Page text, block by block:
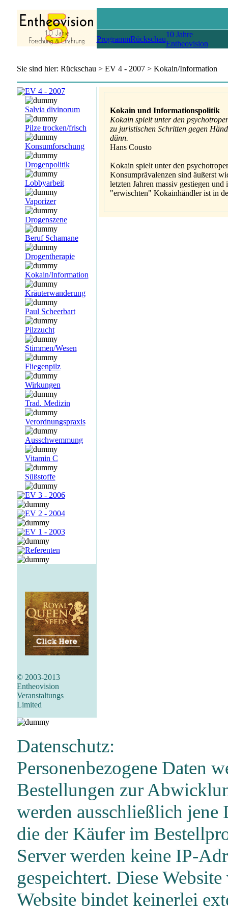
ProgrammRückschau
10 Jahre
Entheovision
Sie sind hier: Rückschau > EV 4 - 2007 > Kokain/Information
EV 4 - 2007
Salvia divinorum
Pilze trocken/frisch
Konsumforschung
Drogenpolitik
Lobbyarbeit
Vaporizer
Drogenszene
Beruf Schamane
Drogentherapie
Kokain/Information
Kräuterwanderung
Paul Scheerbart
Pilzzucht
Stimmen/Wesen
Fliegenpilz
Wirkungen
Trad. Medizin
Verordnungspraxis
Ausschwemmung
Vitamin C
Süßstoffe
EV 3 - 2006
EV 2 - 2004
EV 1 - 2003
Referenten
© 2003-2013
Entheovision
Veranstaltungs
Limited
Kokain und Informationspolitik
Kokain spielt unter den
zu juristischen Schritten gegen
dünn.
Hans Cousto
Kokain spielt unter den
Konsumprävalenzen sind äußerst
letzten Jahren massiv gestiegen
"erwischten" Kokainhändler ist in
Datenschutz:
Personenbezogene Daten
Bestellungen zur
werden ausschließlich jene
die der Käufer im
Server werden keine IP-
gespeichtert. Diese
Website bindet keinerlei